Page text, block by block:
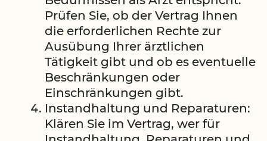
Prüfen Sie, ob der Vertrag Ihnen
die erforderlichen Rechte zur
Ausübung Ihrer ärztlichen
Tätigkeit gibt und ob es eventuelle
Beschränkungen oder
Einschränkungen gibt.
Instandhaltung und Reparaturen:
Klären Sie im Vertrag, wer für